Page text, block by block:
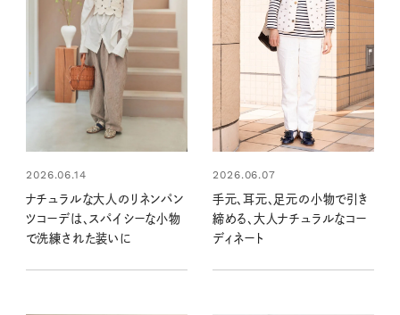
2026.06.14
ナチュラルな大人のリネンパン
ツコーデは、スパイシーな小物
で洗練された装いに
2026.06.07
手元、耳元、足元の小物で引き
締める、大人ナチュラルなコー
ディネート